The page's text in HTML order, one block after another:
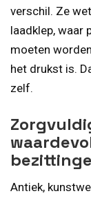
verschil. Ze
laadklep, waar
moeten
het drukst is.
zelf.
Antiek,